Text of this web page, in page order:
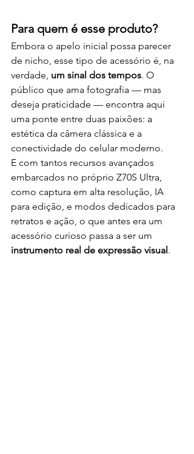
Para quem é esse produto?
Embora o apelo inicial possa parecer
de nicho, esse tipo de acessório é, na
verdade, um sinal dos tempos. O
público que ama fotografia — mas
deseja praticidade — encontra aqui
uma ponte entre duas paixões: a
estética da câmera clássica e a
conectividade do celular moderno.
E com tantos recursos avançados
embarcados no próprio Z70S Ultra,
como captura em alta resolução, IA
para edição, e modos dedicados para
retratos e ação, o que antes era um
acessório curioso passa a ser um
instrumento real de expressão visual.